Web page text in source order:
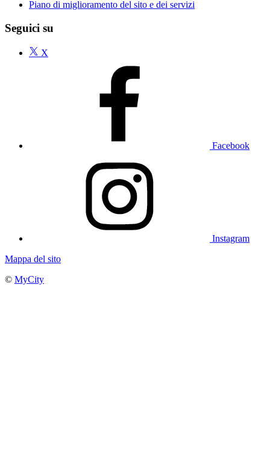
Piano di miglioramento del sito e dei servizi
Seguici su
X
Facebook
Instagram
Mappa del sito
© MyCity